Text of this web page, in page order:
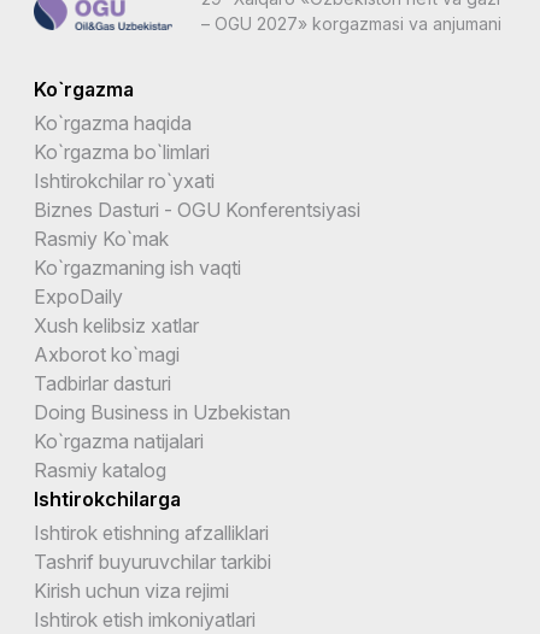
– OGU 2027» korgazmasi va anjumani
Ko`rgazma
Ko`rgazma haqida
Ko`rgazma bo`limlari
Ishtirokchilar ro`yxati
Biznes Dasturi - OGU Konferentsiyasi
Rasmiy Ko`mak
Ko`rgazmaning ish vaqti
ExpoDaily
Xush kelibsiz xatlar
Axborot ko`magi
Tadbirlar dasturi
Doing Business in Uzbekistan
Ko`rgazma natijalari
Rasmiy katalog
Ishtirokchilarga
Ishtirok etishning afzalliklari
Tashrif buyuruvchilar tarkibi
Kirish uchun viza rejimi
Ishtirok etish imkoniyatlari